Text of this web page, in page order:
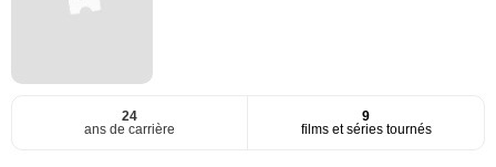
24
ans de carrière
9
films et séries tournés